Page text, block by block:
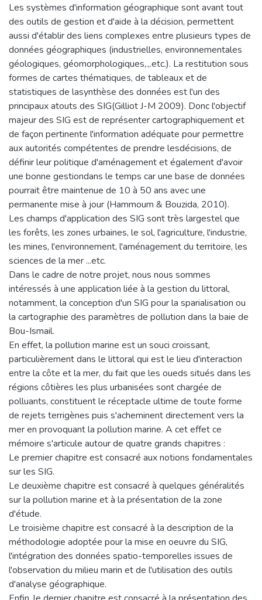
Les systèmes d'information géographique sont avant tout
des outils de gestion et d'aide à la décision, permettent
aussi d'établir des liens complexes entre plusieurs types de
données géographiques (industrielles, environnementales
géologiques, géomorphologiques,.,.etc.). La restitution sous
formes de cartes thématiques, de tableaux et de
statistiques de lasynthèse des données est l'un des
principaux atouts des SIG(Gilliot J-M 2009). Donc l'objectif
majeur des SIG est de représenter cartographiquement et
de façon pertinente l'information adéquate pour permettre
aux autorités compétentes de prendre lesdécisions, de
définir leur politique d'aménagement et également d'avoir
une bonne gestiondans le temps car une base de données
pourrait être maintenue de 10 à 50 ans avec une
permanente mise à jour (Hammoum & Bouzida, 2010).
Les champs d'application des SIG sont très largestel que
les forêts, les zones urbaines, le sol, l'agriculture, l'industrie,
les mines, l'environnement, l'aménagement du territoire, les
sciences de la mer ...etc.
Dans le cadre de notre projet, nous nous sommes
intéressés à une application liée à la gestion du littoral,
notamment, la conception d'un SIG pour la sparialisation ou
la cartographie des paramètres de pollution dans la baie de
Bou-Ismail.
En effet, la pollution marine est un souci croissant,
particulièrement dans le littoral qui est le lieu d'interaction
entre la côte et la mer, du fait que les oueds situés dans les
régions côtières les plus urbanisées sont chargée de
polluants, constituent le réceptacle ultime de toute forme
de rejets terrigènes puis s'acheminent directement vers la
mer en provoquant la pollution marine. A cet effet ce
mémoire s'articule autour de quatre grands chapitres :
Le premier chapitre est consacré aux notions fondamentales
sur les SIG.
Le deuxième chapitre est consacré à quelques généralités
sur la pollution marine et à la présentation de la zone
d'étude.
Le troisième chapitre est consacré à la description de la
méthodologie adoptée pour la mise en oeuvre du SIG,
l'intégration des données spatio-temporelles issues de
l'observation du milieu marin et de l'utilisation des outils
d'analyse géographique.